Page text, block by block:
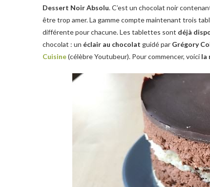
Dessert Noir Absolu. C’est un chocolat noir
être trop amer. La gamme compte maintenant trois
différente pour chacune. Les tablettes sont déjà
chocolat : un éclair au chocolat guidé par Grégory
Cuisine(célèbre Youtubeur). Pour commencer, voici la